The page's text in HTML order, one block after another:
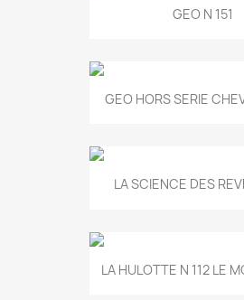
GEO N 151
GEO HORS SERIE
LA SCIENCE DES
LA HULOTTE N 112 LE